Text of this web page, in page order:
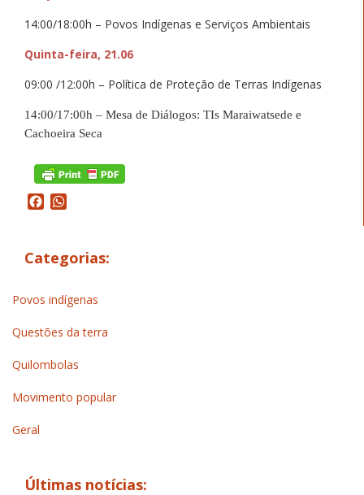
14:00/18:00h – Povos Indígenas e Serviços Ambientais
Quinta-feira, 21.06
09:00 /12:00h – Política de Proteção de Terras Indígenas
14:00/17:00h – Mesa de Diálogos: TIs Maraiwatsede e
Cachoeira Seca
Facebook
Categorias:
Povos indígenas
Questões da terra
Quilombolas
Movimento popular
Geral
Últimas notícias: